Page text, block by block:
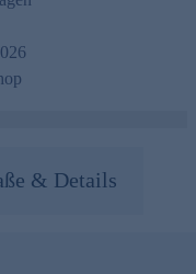
& Details